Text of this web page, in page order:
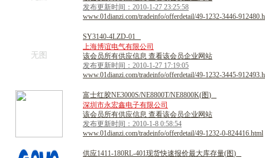
发布更新时间：2010-1-27 23:25:58
www.01dianzi.com/tradeinfo/offerdetail/49-1232-3446-
无图
SY3140-4LZD-01
上海博谊电气有限公司
该会员所有供应信息 查看该会员企业网站
发布更新时间：2010-1-27 17:19:05
www.01dianzi.com/tradeinfo/offerdetail/49-1232-3445-
富士红胶NE3000S/NE8800T/NE8800K(图)
深圳市永宏鑫电子有限公司
该会员所有供应信息 查看该会员企业网站
发布更新时间：2010-1-8 0:58:54
www.01dianzi.com/tradeinfo/offerdetail/49-1232-0-824416.html
供应1411-180RL-401现货快速报价最大库存量(图)